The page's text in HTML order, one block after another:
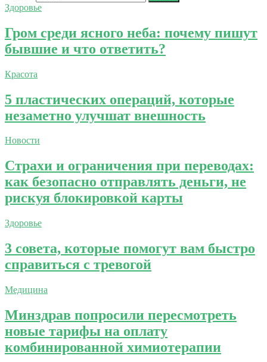
Здоровье
Гром среди ясного неба: почему пишут
бывшие и что ответить?
Красота
5 пластических операций, которые
незаметно улучшат внешность
Новости
Страхи и ограничения при переводах:
как безопасно отправлять деньги, не
рискуя блокировкой карты
Здоровье
3 совета, которые помогут вам быстро
справиться с тревогой
Медицина
Минздрав попросили пересмотреть
новые тарифы на оплату
комбинированной химиотерапии